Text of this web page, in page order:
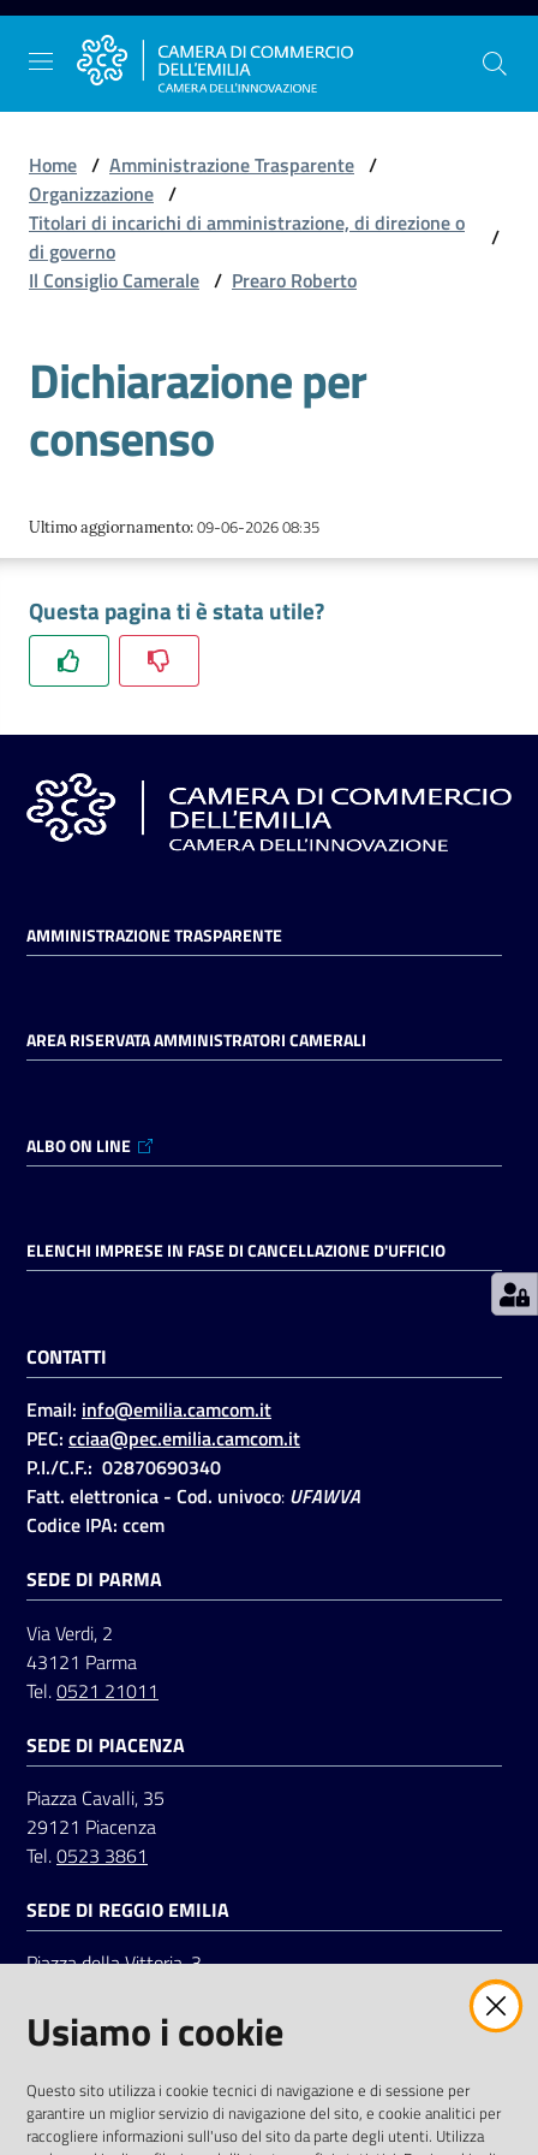
Vai al contenuto
Vai alla navigazione
Vai al footer
La
Camera
dell'Emilia
Gestire
l'impresa
Promuovere
l'impresa
il
territorio
Tutelare
e
il
Consumatore
L'impresa
Prenotazioni
Pagamenti
on line
Accedi
Registrati
Seguici
Home / Amministrazione Trasparente /
Organizzazione /
Titolari di incarichi di amministrazione, di direzione o
di governo
/
Il Consiglio Camerale / Prearo Roberto
Dichiarazione per
consenso
Ultimo aggiornamento:09-06-2026 08:35
Questa pagina ti è stata utile?
AMMINISTRAZIONE TRASPARENTE
AREA RISERVATA AMMINISTRATORI CAMERALI
ALBO ON LINE
ELENCHI IMPRESE IN FASE DI CANCELLAZIONE D'UFFICIO
CONTATTI
Email: info@emilia.camcom.it
PEC: cciaa@pec.emilia.camcom.it
P.I./C.F.: 02870690340
Fatt. elettronica - Cod. univoco: UFAWVA
Codice IPA: ccem
SEDE DI PARMA
Via Verdi, 2
43121 Parma
Tel.0521 21011
SEDE DI PIACENZA
Piazza Cavalli, 35
29121 Piacenza
Tel.0523 3861
SEDE DI REGGIO EMILIA
Piazza della Vittoria, 3
Tel.0522 7961
LinkedinFacebookInstagram
Usiamo i cookie
Questo sito utilizza i cookie tecnici di navigazione e di sessione per
garantire un miglior servizio di navigazione del sito, e cookie analitici per
raccogliere informazioni sull'uso del sito da parte degli utenti. Utilizza